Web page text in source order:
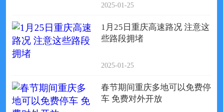
2025-01-25
1月25日重庆高速路况 注意这
些路段拥堵
2025-01-25
春节期间重庆多地可以免费停
车 免费对外开放